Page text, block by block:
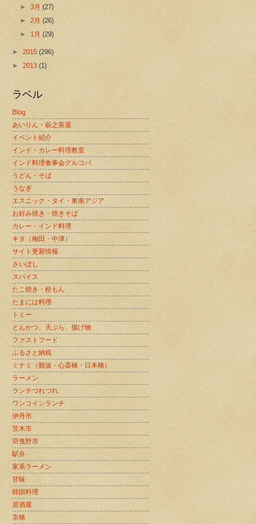
►3月(27)
►2月(26)
► 1月(29)
► 2015 (296)
► 2013 (1)
ラベル
Blog
あいりん・萩之茶屋
イベント紹介
インド・カレー料理教室
インド料理食事会グルコバ
うどん・そば
うなぎ
エスニック・タイ・東南アジア
お好み焼き・焼きそば
カレー・インド料理
キタ（梅田・中津）
サイト更新情報
さいぼし
スパイス
たこ焼き・粉もん
たまには料理
トミー
とんかつ、天ぷら、揚げ物
ファストフード
ふるさと納税
ミナミ（難波・心斎橋・日本橋）
ラーメン
ランチつれづれ
ワンコインランチ
伊丹市
茨木市
羽曳野市
駅弁
家系ラーメン
甘味
韓国料理
居酒屋
京橋